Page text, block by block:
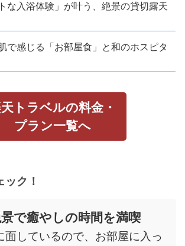
な入浴体験」が叶う、絶景の貸切露天
で感じる「お部屋食」と和のホスピタ
トラベルの料金・
プラン一覧へ
ック！
で癒やしの時間を満喫
面しているので、お部屋に入っ